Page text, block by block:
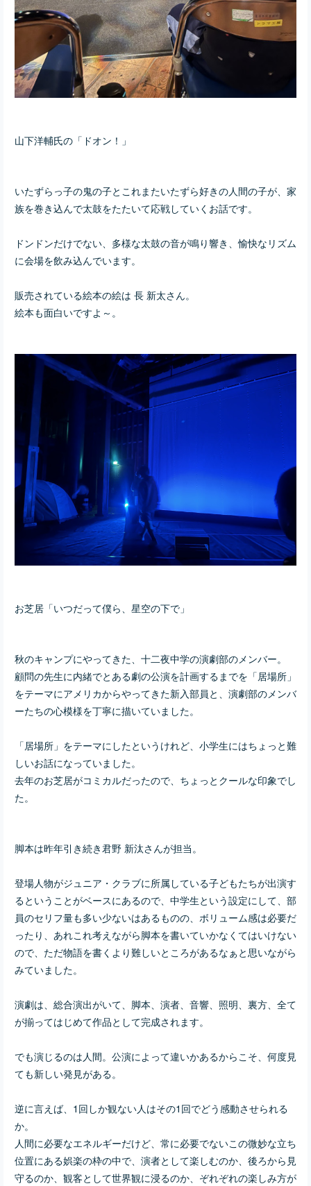
山下洋輔氏の「ドオン！」
いたずらっ子の鬼の子とこれまたいたずら好きの人間の子が、家
族を巻き込んで太鼓をたたいて応戦していくお話です。
ドンドンだけでない、多様な太鼓の音が鳴り響き、愉快なリズム
に会場を飲み込んでいます。
販売されている絵本の絵は 長 新太さん。
絵本も面白いですよ～。
お芝居「いつだって僕ら、星空の下で」
秋のキャンプにやってきた、十二夜中学の演劇部のメンバー。
顧問の先生に内緒でとある劇の公演を計画するまでを 「居場所」
をテーマにアメリカからやってきた新入部員と、演劇部のメンバ
ーたちの心模様を丁寧に描いていました。
「居場所」をテーマにしたというけれど、小学生にはちょっと難
しいお話になっていました。
去年のお芝居がコミカルだったので、ちょっとクールな印象でし
た。
脚本は昨年引き続き君野 新汰さんが担当。
登場人物がジュニア・クラブに所属している子どもたちが出演す
るということがベースにあるので、中学生という設定にして、部
員のセリフ量も多い少ないはあるものの、ボリューム感は必要だ
ったり、あれこれ考えながら脚本を書いていかなくてはいけない
ので、ただ物語を書くより難しいところがあるなぁと思いながら
みていました。
演劇は、総合演出がいて、脚本、演者、音響、照明、裏方、全て
が揃ってはじめて作品として完成されます。
でも演じるのは人間。公演によって違いかあるからこそ、何度見
ても新しい発見がある。
逆に言えば、1回しか観ない人はその1回でどう感動させられる
か。
人間に必要なエネルギーだけど、常に必要でないこの微妙な立ち
位置にある娯楽の枠の中で、演者として楽しむのか、後ろから見
守るのか、観客として世界観に浸るのか、ぞれぞれの楽しみ方が